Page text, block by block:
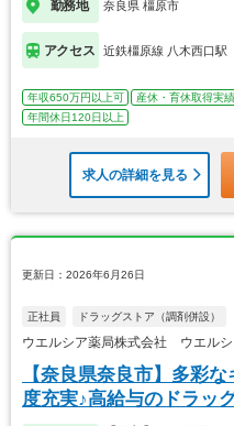
勤務地 奈良県 橿原市
アクセス 近鉄橿原線 八木西口駅
年収650万円以上可 産休・育休取得実
年間休日120日以上
求人の詳細を見る
更新日：2026年6月26日
正社員 ドラッグストア（調剤併設）
ウエルシア薬局株式会社 ウエルシ
【奈良県奈良市】多彩
度充実♪高給与のドラッ